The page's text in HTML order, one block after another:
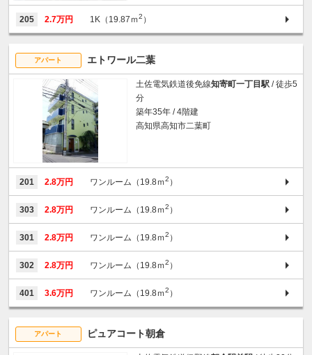
205 2.7万円 1K（19.87ｍ2 ）
アパート エトワール二葉
土佐電気鉄道後免線知寄町一丁目駅 / 徒歩5
分
築年35年 / 4階建
高知県高知市二葉町
201 2.8万円 ワンルーム（19.8ｍ2 ）
303 2.8万円 ワンルーム（19.8ｍ2 ）
301 2.8万円 ワンルーム（19.8ｍ2 ）
302 2.8万円 ワンルーム（19.8ｍ2 ）
401 3.6万円 ワンルーム（19.8ｍ2 ）
アパート ピュアコート朝倉